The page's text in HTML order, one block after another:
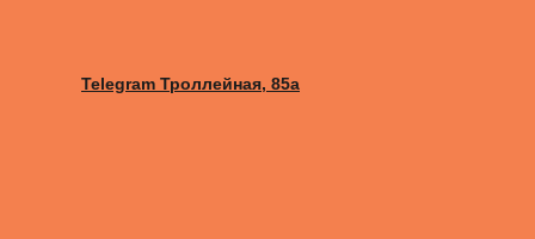
Telegram Троллейная, 85а